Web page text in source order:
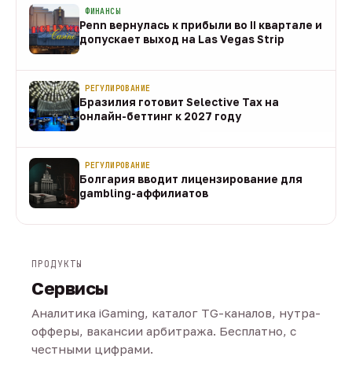
ФИНАНСЫ
Penn вернулась к прибыли во II квартале и
допускает выход на Las Vegas Strip
РЕГУЛИРОВАНИЕ
Бразилия готовит Selective Tax на
онлайн-беттинг к 2027 году
РЕГУЛИРОВАНИЕ
Болгария вводит лицензирование для
gambling-аффилиатов
ПРОДУКТЫ
Сервисы
Аналитика iGaming, каталог TG-каналов, нутра-
офферы, вакансии арбитража. Бесплатно, с
честными цифрами.